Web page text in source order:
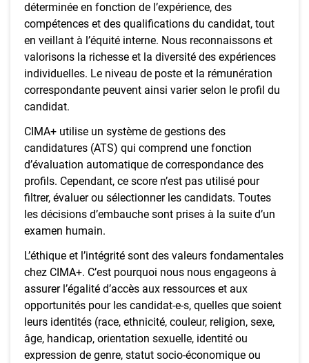
déterminée en fonction de l’expérience, des
compétences et des qualifications du candidat, tout
en veillant à l’équité interne. Nous reconnaissons et
valorisons la richesse et la diversité des expériences
individuelles. Le niveau de poste et la rémunération
correspondante peuvent ainsi varier selon le profil du
candidat.
CIMA+ utilise un système de gestions des
candidatures (ATS) qui comprend une fonction
d’évaluation automatique de correspondance des
profils. Cependant, ce score n’est pas utilisé pour
filtrer, évaluer ou sélectionner les candidats. Toutes
les décisions d’embauche sont prises à la suite d’un
examen humain.
L’éthique et l’intégrité sont des valeurs fondamentales
chez CIMA+. C’est pourquoi nous nous engageons à
assurer l’égalité d’accès aux ressources et aux
opportunités pour les candidat-e-s, quelles que soient
leurs identités (race, ethnicité, couleur, religion, sexe,
âge, handicap, orientation sexuelle, identité ou
expression de genre, statut socio-économique ou